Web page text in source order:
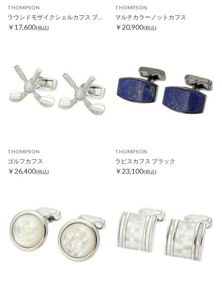
THOMPSON
￥17,600(税込)
THOMPSON
マルチカラーノットカフス
￥20,900(税込)
THOMPSON
ゴルフカフス
￥26,400(税込)
THOMPSON
ラピスカフス ブラック
￥23,100(税込)